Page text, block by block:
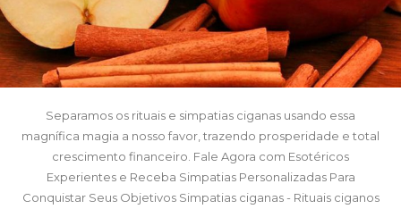
Separamos os rituais e simpatias ciganas usando essa
magnífica magia a nosso favor, trazendo prosperidade e total
crescimento financeiro. Fale Agora com Esotéricos
Experientes e Receba Simpatias Personalizadas Para
Conquistar Seus Objetivos Simpatias ciganas - Rituais ciganos